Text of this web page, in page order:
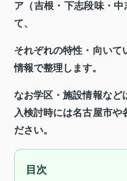
ア（吉根・下志段味・
て、
それぞれの特性・向いて
情報で整理します。
なお学区・施設情報など
入検討時には名古屋市や
ださい。
目次